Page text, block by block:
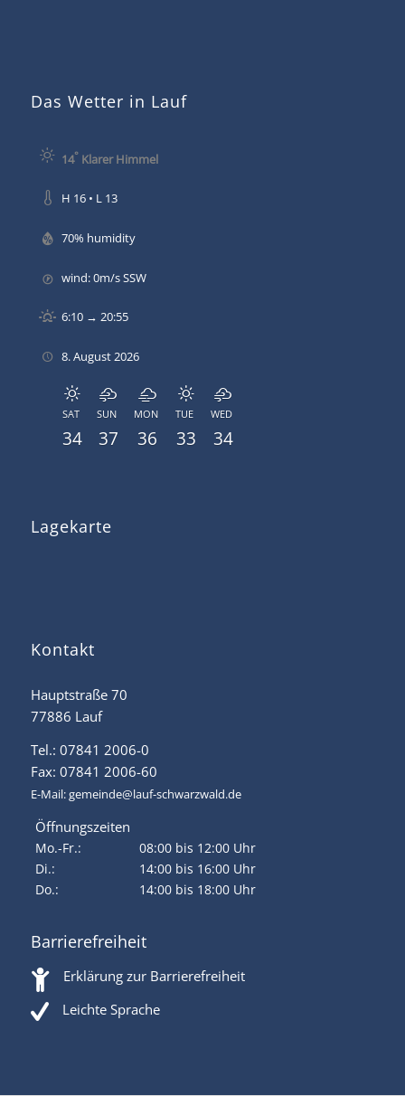
Das Wetter in Lauf
14°Klarer Himmel
H 16 • L 13
70% humidity
wind: 0m/s SSW
6:10 → 20:55
8. August 2026
SAT
34
SUN
37
MON
36
TUE
33
WED
34
Lagekarte
Kontakt
Hauptstraße 70
77886 Lauf
Tel.: 07841 2006-0
Fax: 07841 2006-60
E-Mail:gemeinde@lauf-schwarzwald.de
Öffnungszeiten
Mo.-Fr.:
08:00 bis 12:00 Uhr
Di.:
14:00 bis 16:00 Uhr
Do.:
14:00 bis 18:00 Uhr
Barrierefreiheit
Erklärung zur Barrierefreiheit
Leichte Sprache